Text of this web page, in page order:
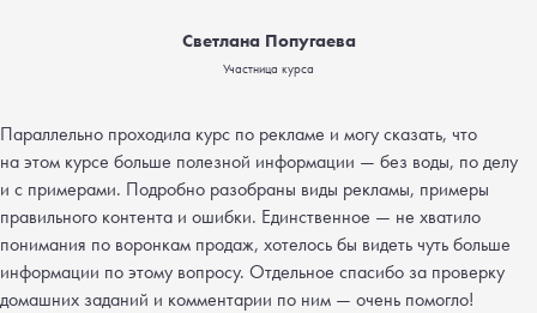
Светлана Попугаева
Участница курса
Параллельно проходила курс по рекламе и могу сказать, что
на этом курсе больше полезной информации — без воды, по делу
и с примерами. Подробно разобраны виды рекламы, примеры
правильного контента и ошибки. Единственное — не хватило
понимания по воронкам продаж, хотелось бы видеть чуть больше
информации по этому вопросу. Отдельное спасибо за проверку
домашних заданий и комментарии по ним — очень помогло!